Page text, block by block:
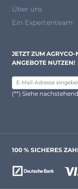
Über uns
Ein Expertenteam
JETZT ZUM
ANGEBOTE NUTZEN!
(**) Siehe
100 % SICHERES